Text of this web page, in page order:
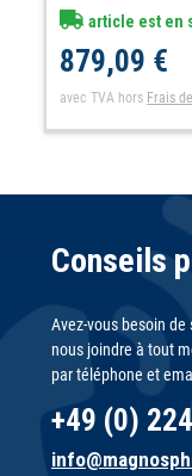
article est en
879,09 €
avec TVA hors Frais
Conseils
Avez-vous besoin
nous joindre à tout
par téléphone et
+49 (0)